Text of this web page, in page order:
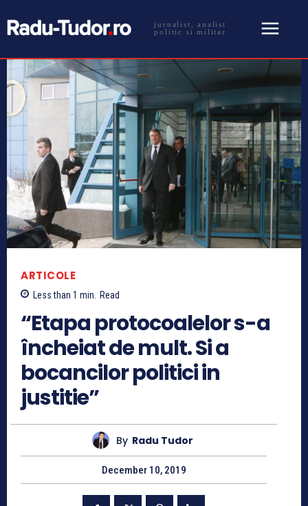
jurnalist, analist
politic si militar
ARTICOLE
Less than 1 min. Read
“Etapa protocoalelor s-a
încheiat de mult. Si a
bocancilor politici in
justitie”
By Radu Tudor
December 10, 2019